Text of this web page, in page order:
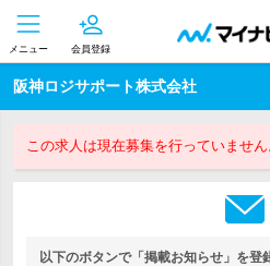
メニュー 会員登録
阪神ロジサポート株式会社
この求人は現在募集を行っていません
以下のボタンで「掲載お知らせ」を登